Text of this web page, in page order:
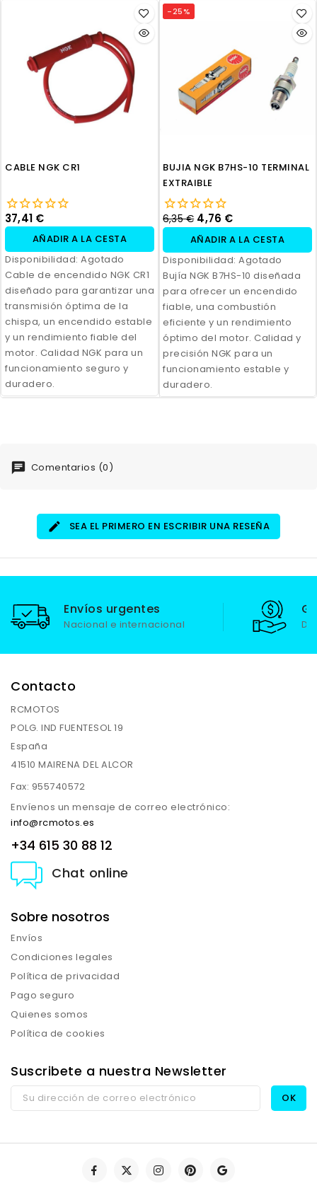
CABLE NGK CR1
37,41 €
AÑADIR A LA CESTA
Disponibilidad: Agotado
Cable de encendido NGK CR1
diseñado para garantizar una
transmisión óptima de la
chispa, un encendido estable
y un rendimiento fiable del
motor. Calidad NGK para un
funcionamiento seguro y
duradero.
-25%
BUJIA NGK B7HS-10 TERMINAL
EXTRAIBLE
6,35 € 4,76 €
AÑADIR A LA CESTA
Disponibilidad: Agotado
Bujía NGK B7HS-10 diseñada
para ofrecer un encendido
fiable, una combustión
eficiente y un rendimiento
óptimo del motor. Calidad y
precisión NGK para un
funcionamiento estable y
duradero.
Comentarios (0)
SEA EL PRIMERO EN ESCRIBIR UNA RESEÑA
Envíos urgentes
Nacional e internacional
Contacto
RCMOTOS
POLG. IND FUENTESOL 19
España
41510 MAIRENA DEL ALCOR
Fax: 955740572
Envíenos un mensaje de correo electrónico:
info@rcmotos.es
+34 615 30 88 12
Chat online
Sobre nosotros
Envíos
Condiciones legales
Política de privacidad
Pago seguro
Quienes somos
Política de cookies
Suscribete a nuestra Newsletter